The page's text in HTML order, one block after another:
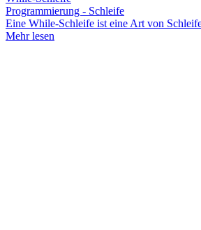
Programmierung - Schleife
Eine While-Schleife ist eine Art von
Mehr lesen